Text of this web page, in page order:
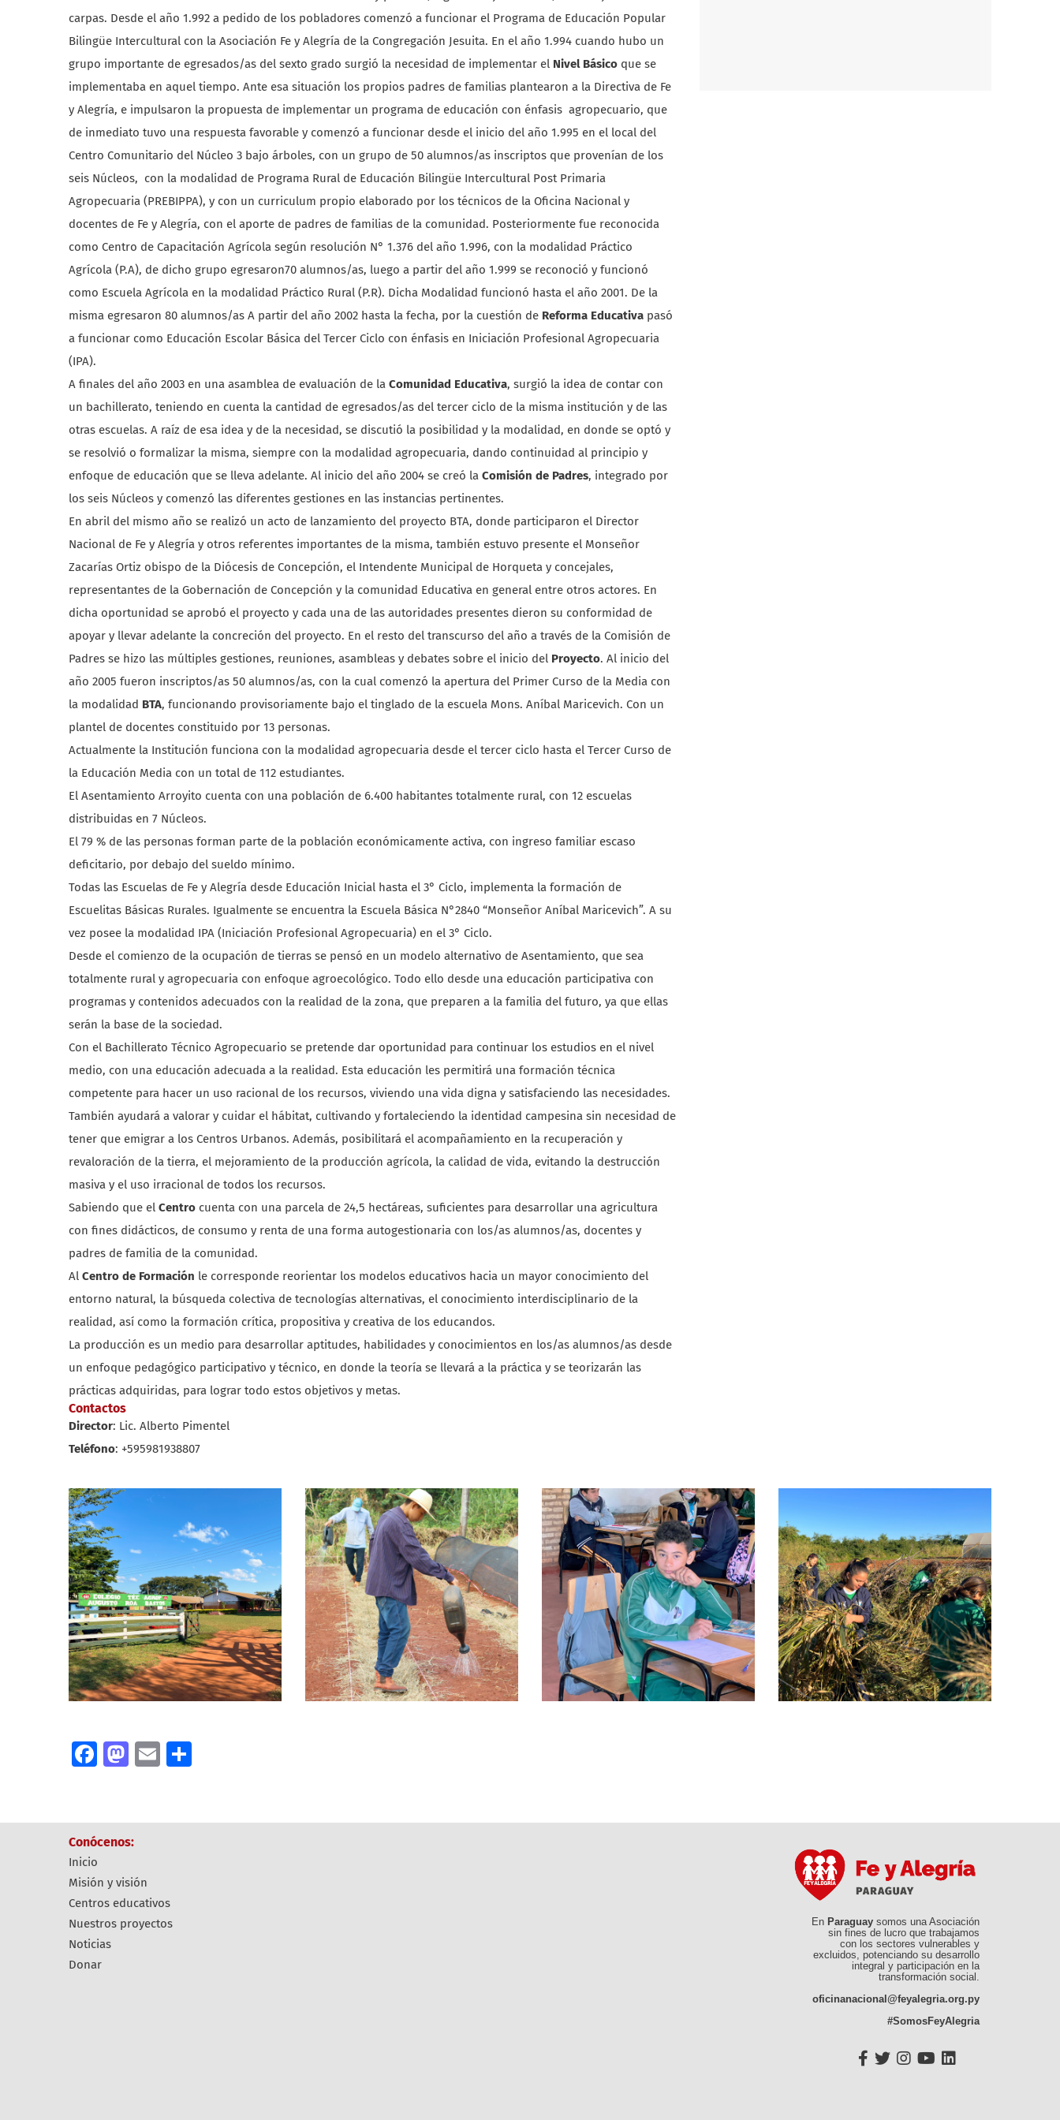
carpas. Desde el año 1.992 a pedido de los pobladores comenzó a funcionar el Programa de Educación Popular
Bilingüe Intercultural con la Asociación Fe y Alegría de la Congregación Jesuita. En el año 1.994 cuando hubo un
grupo importante de egresados/as del sexto grado surgió la necesidad de implementar el Nivel Básico que se
implementaba en aquel tiempo. Ante esa situación los propios padres de familias plantearon a la Directiva de Fe
y Alegría, e impulsaron la propuesta de implementar un programa de educación con énfasis agropecuario, que
de inmediato tuvo una respuesta favorable y comenzó a funcionar desde el inicio del año 1.995 en el local del
Centro Comunitario del Núcleo 3 bajo árboles, con un grupo de 50 alumnos/as inscriptos que provenían de los
seis Núcleos, con la modalidad de Programa Rural de Educación Bilingüe Intercultural Post Primaria
Agropecuaria (PREBIPPA), y con un curriculum propio elaborado por los técnicos de la Oficina Nacional y
docentes de Fe y Alegría, con el aporte de padres de familias de la comunidad. Posteriormente fue reconocida
como Centro de Capacitación Agrícola según resolución N° 1.376 del año 1.996, con la modalidad Práctico
Agrícola (P.A), de dicho grupo egresaron70 alumnos/as, luego a partir del año 1.999 se reconoció y funcionó
como Escuela Agrícola en la modalidad Práctico Rural (P.R). Dicha Modalidad funcionó hasta el año 2001. De la
misma egresaron 80 alumnos/as A partir del año 2002 hasta la fecha, por la cuestión de Reforma Educativa pasó
a funcionar como Educación Escolar Básica del Tercer Ciclo con énfasis en Iniciación Profesional Agropecuaria
(IPA).
A finales del año 2003 en una asamblea de evaluación de la Comunidad Educativa, surgió la idea de contar con
un bachillerato, teniendo en cuenta la cantidad de egresados/as del tercer ciclo de la misma institución y de las
otras escuelas. A raíz de esa idea y de la necesidad, se discutió la posibilidad y la modalidad, en donde se optó y
se resolvió o formalizar la misma, siempre con la modalidad agropecuaria, dando continuidad al principio y
enfoque de educación que se lleva adelante. Al inicio del año 2004 se creó la Comisión de Padres, integrado por
los seis Núcleos y comenzó las diferentes gestiones en las instancias pertinentes.
En abril del mismo año se realizó un acto de lanzamiento del proyecto BTA, donde participaron el Director
Nacional de Fe y Alegría y otros referentes importantes de la misma, también estuvo presente el Monseñor
Zacarías Ortiz obispo de la Diócesis de Concepción, el Intendente Municipal de Horqueta y concejales,
representantes de la Gobernación de Concepción y la comunidad Educativa en general entre otros actores. En
dicha oportunidad se aprobó el proyecto y cada una de las autoridades presentes dieron su conformidad de
apoyar y llevar adelante la concreción del proyecto. En el resto del transcurso del año a través de la Comisión de
Padres se hizo las múltiples gestiones, reuniones, asambleas y debates sobre el inicio del Proyecto. Al inicio del
año 2005 fueron inscriptos/as 50 alumnos/as, con la cual comenzó la apertura del Primer Curso de la Media con
la modalidad BTA, funcionando provisoriamente bajo el tinglado de la escuela Mons. Aníbal Maricevich. Con un
plantel de docentes constituido por 13 personas.
Actualmente la Institución funciona con la modalidad agropecuaria desde el tercer ciclo hasta el Tercer Curso de
la Educación Media con un total de 112 estudiantes.
El Asentamiento Arroyito cuenta con una población de 6.400 habitantes totalmente rural, con 12 escuelas
distribuidas en 7 Núcleos.
El 79 % de las personas forman parte de la población económicamente activa, con ingreso familiar escaso
deficitario, por debajo del sueldo mínimo.
Todas las Escuelas de Fe y Alegría desde Educación Inicial hasta el 3° Ciclo, implementa la formación de
Escuelitas Básicas Rurales. Igualmente se encuentra la Escuela Básica N°2840 “Monseñor Aníbal Maricevich”. A su
vez posee la modalidad IPA (Iniciación Profesional Agropecuaria) en el 3° Ciclo.
Desde el comienzo de la ocupación de tierras se pensó en un modelo alternativo de Asentamiento, que sea
totalmente rural y agropecuaria con enfoque agroecológico. Todo ello desde una educación participativa con
programas y contenidos adecuados con la realidad de la zona, que preparen a la familia del futuro, ya que ellas
serán la base de la sociedad.
Con el Bachillerato Técnico Agropecuario se pretende dar oportunidad para continuar los estudios en el nivel
medio, con una educación adecuada a la realidad. Esta educación les permitirá una formación técnica
competente para hacer un uso racional de los recursos, viviendo una vida digna y satisfaciendo las necesidades.
También ayudará a valorar y cuidar el hábitat, cultivando y fortaleciendo la identidad campesina sin necesidad de
tener que emigrar a los Centros Urbanos. Además, posibilitará el acompañamiento en la recuperación y
revaloración de la tierra, el mejoramiento de la producción agrícola, la calidad de vida, evitando la destrucción
masiva y el uso irracional de todos los recursos.
Sabiendo que el Centro cuenta con una parcela de 24,5 hectáreas, suficientes para desarrollar una agricultura
con fines didácticos, de consumo y renta de una forma autogestionaria con los/as alumnos/as, docentes y
padres de familia de la comunidad.
Al Centro de Formación le corresponde reorientar los modelos educativos hacia un mayor conocimiento del
entorno natural, la búsqueda colectiva de tecnologías alternativas, el conocimiento interdisciplinario de la
realidad, así como la formación crítica, propositiva y creativa de los educandos.
La producción es un medio para desarrollar aptitudes, habilidades y conocimientos en los/as alumnos/as desde
un enfoque pedagógico participativo y técnico, en donde la teoría se llevará a la práctica y se teorizarán las
prácticas adquiridas, para lograr todo estos objetivos y metas.
Contactos
Director: Lic. Alberto Pimentel
Teléfono: +595981938807
FacebookMastodonEmail
conócenos:
inicio
misión y visión
centros educativos
nuestros proyectos
noticias
donar
En Paraguay somos una Asociación
sin fines de lucro que trabajamos
con los sectores vulnerables y
excluidos, potenciando su desarrollo
integral y participación en la
transformación social.
oficinanacional@feyalegria.org.py
#SomosFeyAlegria